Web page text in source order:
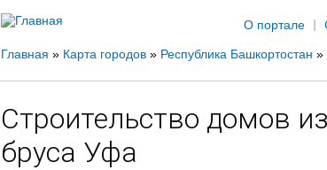
О портале
Вы
здесь
Главная » Карта городов » Республика Башкортостан »
Строительство домов из
бруса Уфа